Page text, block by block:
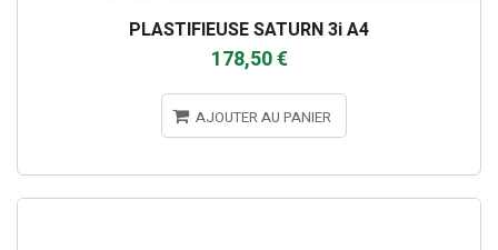
PLASTIFIEUSE SATURN 3i A4
178,50 €
AJOUTER AU PANIER